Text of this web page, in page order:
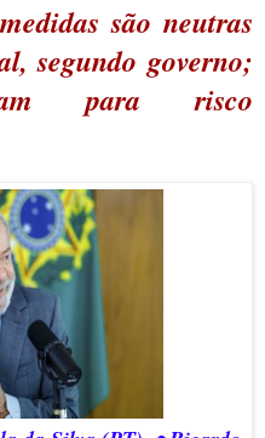
são neutras
segundo governo;
para risco